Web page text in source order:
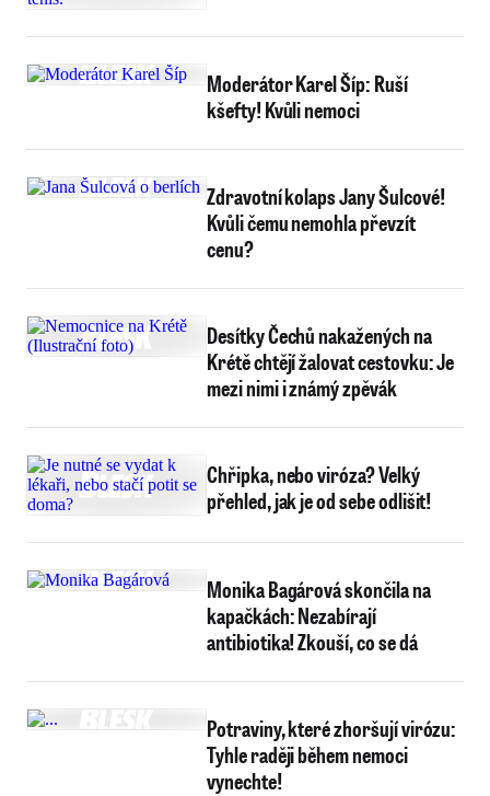
Moderátor Karel Šíp: Ruší
kšefty! Kvůli nemoci
Zdravotní kolaps Jany Šulcové!
Kvůli čemu nemohla převzít
cenu?
Desítky Čechů nakažených na
Krétě chtějí žalovat cestovku: Je
mezi nimi i známý zpěvák
Chřipka, nebo viróza? Velký
přehled, jak je od sebe odlišit!
Monika Bagárová skončila na
kapačkách: Nezabírají
antibiotika! Zkouší, co se dá
Potraviny, které zhoršují virózu:
Tyhle raději během nemoci
vynechte!